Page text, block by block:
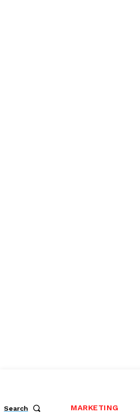
Search MARKETING